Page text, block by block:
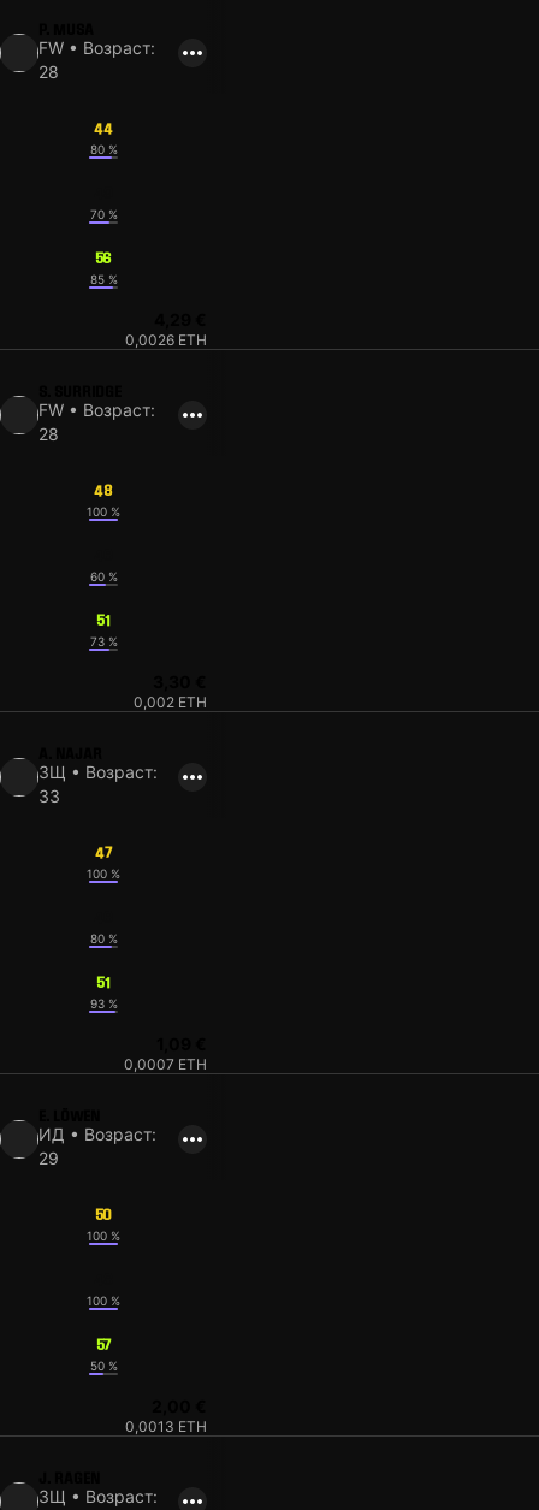
FW • Возраст:
28
44
80 %
70 %
56
85 %
0,0026 ETH
FW • Возраст:
28
48
100 %
60 %
51
73 %
0,002 ETH
ЗЩ • Возраст:
33
47
100 %
80 %
51
93 %
0,0007 ETH
ИД • Возраст:
29
50
100 %
100 %
57
50 %
0,0013 ETH
ЗЩ • Возраст: